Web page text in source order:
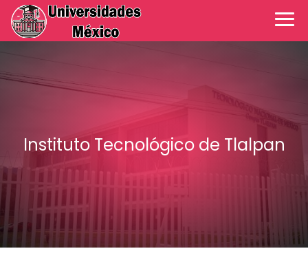
Instituto Tecnológico de Tlalpan